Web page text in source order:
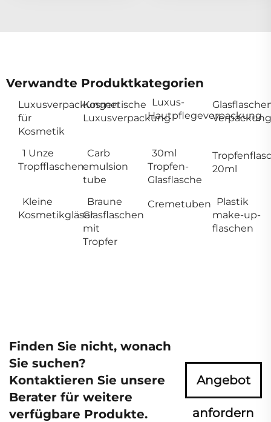
Verwandte Produktkategorien
Luxusverpackungen
für
Kosmetik
Kosmetische
Luxusverpackung
Luxus-
Hautpflegeverpackung
1 Unze
Tropfflaschen
Carb
emulsion
tube
30ml
Tropfen-
Glasflasche
20ml
Kleine
Kosmetikgläser
Braune
Glasflaschen
mit
Tropfer
Cremetuben Plastik
make-up-
flaschen
Finden Sie nicht, wonach
Sie suchen?
Kontaktieren Sie unsere
Berater für weitere
verfügbare Produkte.
Angebot
anfordern